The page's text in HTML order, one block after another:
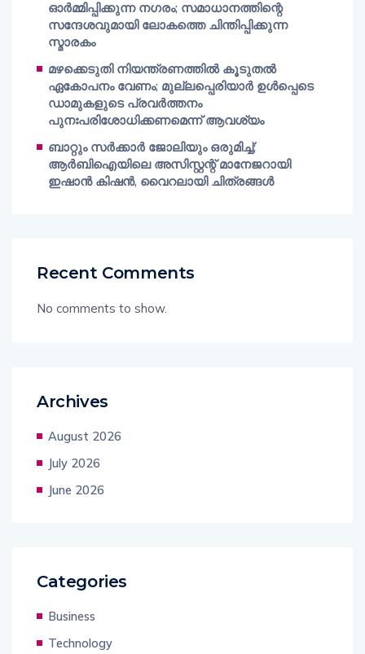
ഓർമ്മിപ്പിക്കുന്ന നഗരം; സമാധാനത്തിന്റെ
സന്ദേശവുമായി ലോകത്തെ ചിന്തിപ്പിക്കുന്ന
സ്മാരകം
മഴക്കെടുതി നിയന്ത്രണത്തിൽ കൂടുതൽ
ഏകോപനം വേണം; മുല്ലപ്പെരിയാർ ഉൾപ്പെടെ
ഡാമുകളുടെ പ്രവർത്തനം
പുനഃപരിശോധിക്കണമെന്ന് ആവശ്യം
ബാറ്റും സർക്കാർ ജോലിയും ഒരുമിച്ച്;
ആർബിഐയിലെ അസിസ്റ്റന്റ് മാനേജറായി
ഇഷാൻ കിഷൻ, വൈറലായി ചിത്രങ്ങൾ
Recent Comments
No comments to show.
Archives
August 2026
July 2026
June 2026
Categories
Business
Technology